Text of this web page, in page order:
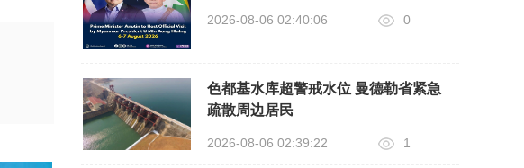
2026-08-06 02:40:06 0
色都基水库超警戒水位 曼德勒省紧急
疏散周边居民
2026-08-06 02:39:22 1